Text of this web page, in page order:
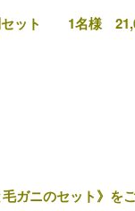
セット 1名様
ニのセット》を